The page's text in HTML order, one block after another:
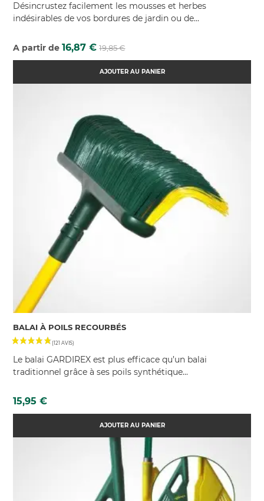
(124 AVIS)
Désincrustez facilement les mousses et herbes
indésirables de vos bordures de jardin ou de...
Prix
A partir de16,87 € Prix
de
base
19,85 €
AJOUTER AU PANIER
BALAI À POILS RECOURBÉS
Le balai GARDIREX est plus efficace qu’un balai
traditionnel grâce à ses poils synthétique...
Prix
15,95 €
AJOUTER AU PANIER